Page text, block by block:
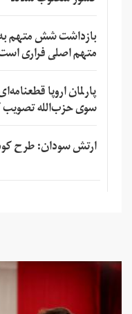
بازداشت شش متهم
متهم اصلی فراری
پارلمان اروپا
سوی حزب‌الله تصویب
ارتش سودان: طرح